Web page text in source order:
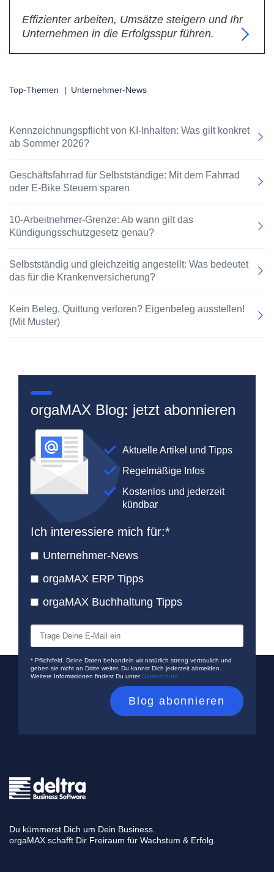
Effizienter arbeiten, Umsätze steigern und Ihr
Unternehmen in die Erfolgsspur führen.
Top-Themen | Unternehmer-News
Kennzeichnungspflicht von KI-Inhalten: Was gilt konkret
ab Sommer 2026?
Geschäftsfahrrad für Selbstständige: Mit dem Fahrrad
oder E-Bike Steuern sparen
10-Arbeitnehmer-Grenze: Ab wann gilt das
Kündigungsschutzgesetz genau?
Selbstständig und gleichzeitig angestellt: Was bedeutet
das für die Krankenversicherung?
Kein Beleg, Quittung verloren? Eigenbeleg ausstellen!
(Mit Muster)
orgaMAX Blog: jetzt abonnieren
Aktuelle Artikel und Tipps
Regelmäßige Infos
Kostenlos und jederzeit
kündbar
Ich interessiere mich für:*
Unternehmer-News
orgaMAX ERP Tipps
orgaMAX Buchhaltung Tipps
* Pflichtfeld. Deine Daten behandeln wir natürlich streng vertraulich und
geben sie nicht an Dritte weiter. Du kannst Dich jederzeit abmelden.
Weitere Informationen findest Du unterDatenschutz
Du kümmerst Dich um Dein Business.
orgaMAX schafft Dir Freiraum für Wachstum & Erfolg.